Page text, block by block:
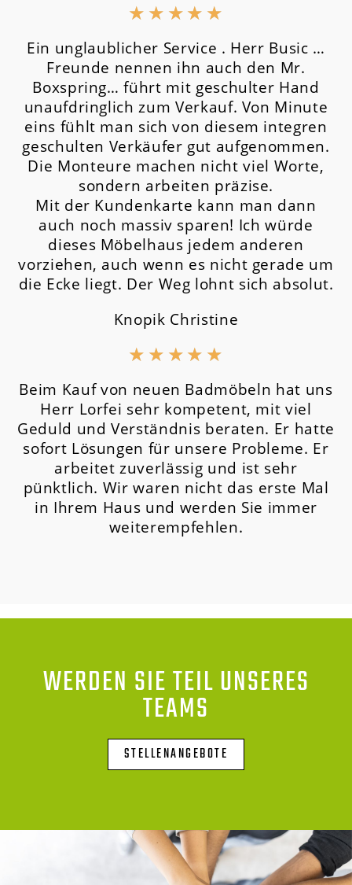
★ ★ ★ ★ ★
Ein unglaublicher Service . Herr Busic …
Freunde nennen ihn auch den Mr.
Boxspring… führt mit geschulter Hand
unaufdringlich zum Verkauf. Von Minute
eins fühlt man sich von diesem integren
geschulten Verkäufer gut aufgenommen.
Die Monteure machen nicht viel Worte,
sondern arbeiten präzise.
Mit der Kundenkarte kann man dann
auch noch massiv sparen! Ich würde
dieses Möbelhaus jedem anderen
vorziehen, auch wenn es nicht gerade um
die Ecke liegt. Der Weg lohnt sich absolut.
Knopik Christine
★ ★ ★ ★ ★
Beim Kauf von neuen Badmöbeln hat uns
Herr Lorfei sehr kompetent, mit viel
Geduld und Verständnis beraten. Er hatte
sofort Lösungen für unsere Probleme. Er
arbeitet zuverlässig und ist sehr
pünktlich. Wir waren nicht das erste Mal
in Ihrem Haus und werden Sie immer
weiterempfehlen.
WERDEN SIE TEIL UNSERES
TEAMS
STELLENANGEBOTE